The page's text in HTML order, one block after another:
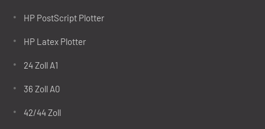
HP PostScript Plotter
HP Latex Plotter
24 Zoll A1
36 Zoll A0
42/44 Zoll